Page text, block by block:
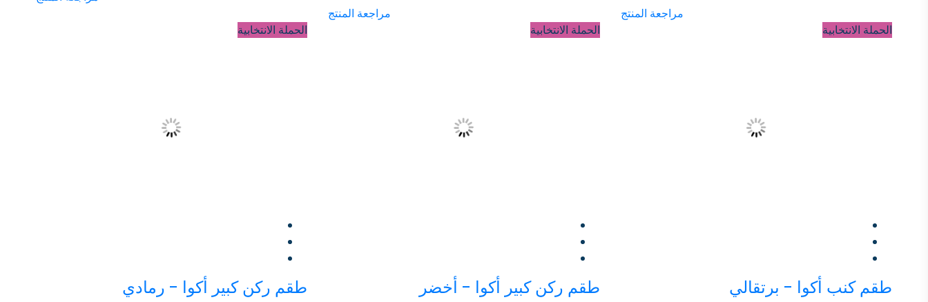
مراجعة المنتج
مراجعة المنتج
الحملة الانتخابية
طقم كنب أكوا - برتقالي
الحملة الانتخابية
طقم ركن كبير أكوا - أخضر
الحملة الانتخابية
طقم ركن كبير أكوا - رمادي